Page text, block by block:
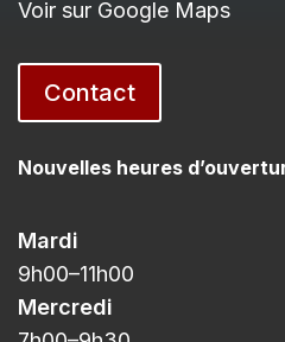
Voir sur Google Maps
Contact
Nouvelles heures
Mardi
9h00–11h00
Mercredi